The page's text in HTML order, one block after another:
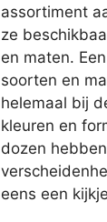
assortiment
ze
en maten.
soorten en
helemaal bij
kleuren en
dozen
eens een